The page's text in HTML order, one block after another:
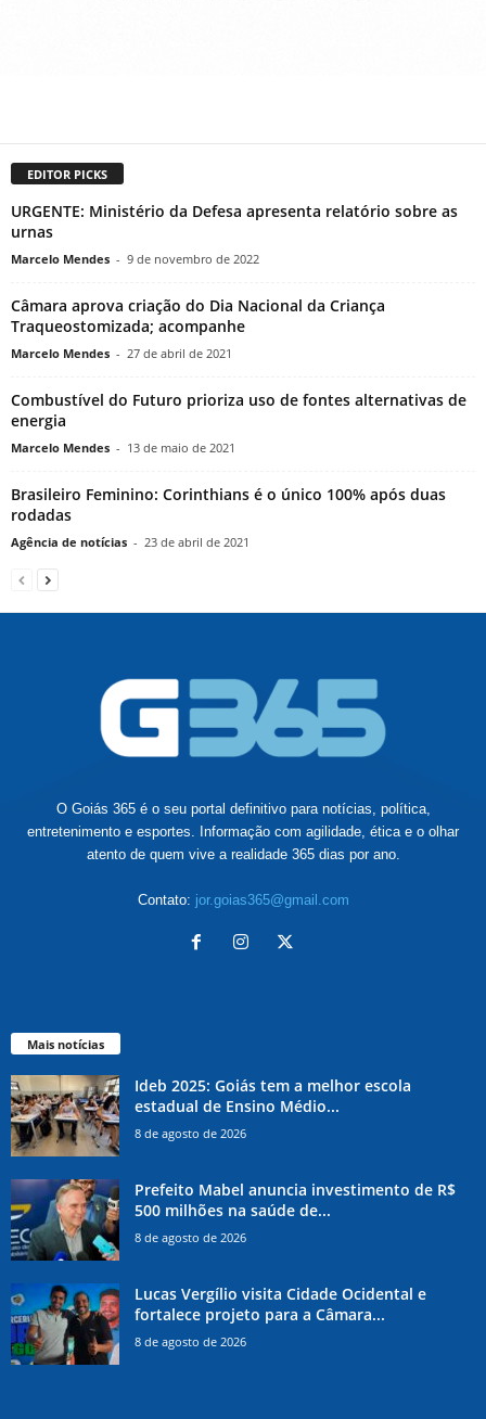
EDITOR PICKS
URGENTE: Ministério da Defesa apresenta relatório sobre as
urnas
Marcelo Mendes - 9 de novembro de 2022
Câmara aprova criação do Dia Nacional da Criança
Traqueostomizada; acompanhe
Marcelo Mendes - 27 de abril de 2021
Combustível do Futuro prioriza uso de fontes alternativas de
energia
Marcelo Mendes - 13 de maio de 2021
Brasileiro Feminino: Corinthians é o único 100% após duas
rodadas
Agência de notícias - 23 de abril de 2021
O Goiás 365 é o seu portal definitivo para notícias, política,
entretenimento e esportes. Informação com agilidade, ética e o olhar
atento de quem vive a realidade 365 dias por ano.
Contato: jor.goias365@gmail.com
Mais notícias
Ideb 2025: Goiás tem a melhor escola
estadual de Ensino Médio...
8 de agosto de 2026
Prefeito Mabel anuncia investimento de R$
500 milhões na saúde de...
8 de agosto de 2026
Lucas Vergílio visita Cidade Ocidental e
fortalece projeto para a Câmara...
8 de agosto de 2026